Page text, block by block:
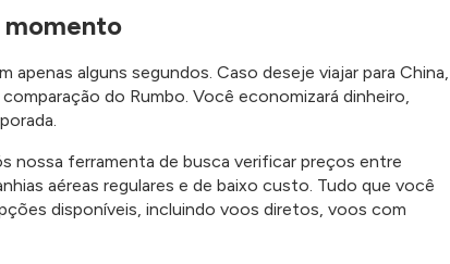
momento
alguns segundos. Caso deseje viajar para China,
do Rumbo. Você economizará dinheiro,
nossa ferramenta de busca verificar preços entre
aéreas regulares e de baixo custo. Tudo que você
disponíveis, incluindo voos diretos, voos com